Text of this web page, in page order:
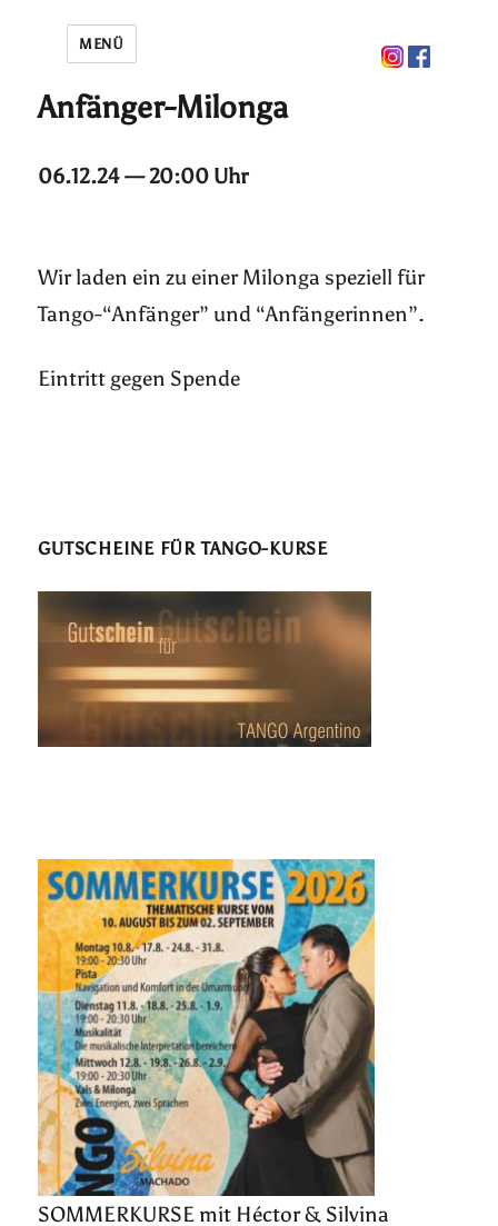
MENÜ
Anfänger-Milonga
06.12.24 — 20:00 Uhr
Wir laden ein zu einer Milonga speziell für
Tango-“Anfänger” und “Anfängerinnen”.
Eintritt gegen Spende
GUTSCHEINE FÜR TANGO-KURSE
SOMMERKURSE mit Héctor & Silvina